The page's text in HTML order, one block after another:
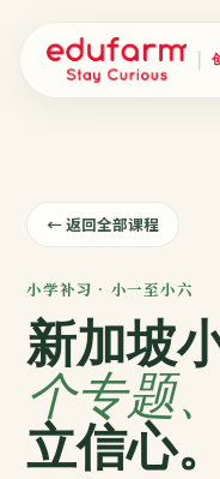
← 返回全部课程
小学补习 · 小一至小六
新加坡
个专题
立信心。